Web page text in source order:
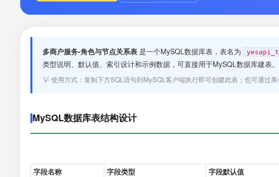
多商户服务-角色与节点关系表 是一个MySQL数据库表，表名为
类型说明、默认值、索引设计和示例数据，可直接用于MySQL数据库建表。
💡 使用方式：复制下方SQL语句到MySQL客户端执行即可创建此表；也可通过
MySQL数据库表结构设计
字段名称
字段类型 字段默认值